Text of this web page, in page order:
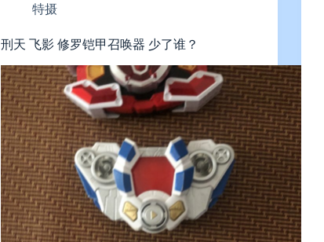
特摄
刑天 飞影 修罗铠甲召唤器 少了谁？